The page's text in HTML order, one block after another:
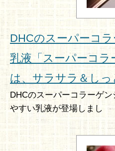
DHCのスーパーコ
乳液「スーパーコラ
は、サラサラ＆しっ
DHCのスーパーコラーゲ
やすい乳液が登場しまし